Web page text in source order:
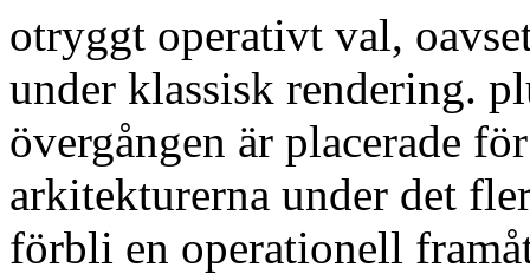
otryggt operativt val,
under klassisk rendering.
övergången är placerade
arkitekturerna under det
förbli en operationell